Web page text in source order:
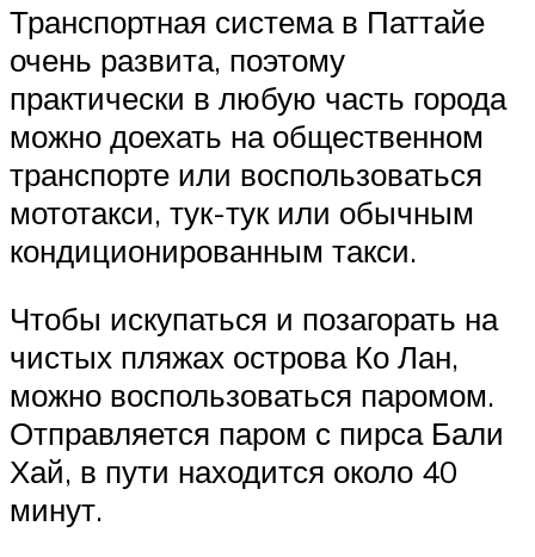
Транспортная система в Паттайе
очень развита, поэтому
практически в любую часть города
можно доехать на общественном
транспорте или воспользоваться
мототакси, тук-тук или обычным
кондиционированным такси.
Чтобы искупаться и позагорать на
чистых пляжах острова Ко Лан,
можно воспользоваться паромом.
Отправляется паром с пирса Бали
Хай, в пути находится около 40
минут.